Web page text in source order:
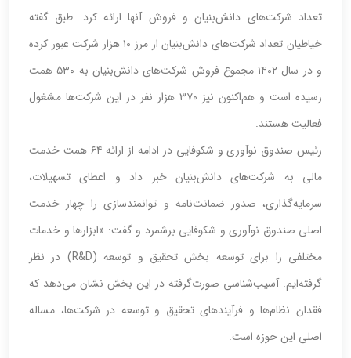
تعداد شرکت‌های دانش‌بنیان و فروش آنها ارائه کرد. طبق گفته
خیاطیان تعداد شرکت‌های دانش‌بنیان از مرز ۱۰ هزار شرکت عبور کرده
و در سال ۱۴۰۲ مجموع فروش شرکت‌های دانش‌بنیان به ۵۳۰ همت
رسیده است و هم‌اکنون نیز ۳۷۰ هزار نفر در این شرکت‌ها مشغول
فعالیت هستند.
رئیس صندوق نوآوری و شکوفایی در ادامه از ارائه ۶۴ همت خدمت
مالی به شرکت‌های دانش‌بنیان خبر داد و اعطای تسهیلات،
سرمایه‌گذاری، صدور ضمانت‌نامه و توانمندسازی را چهار خدمت
اصلی صندوق نوآوری و شکوفایی برشمرد و گفت: «ابزارها و خدمات
مختلفی را برای توسعه بخش تحقیق و توسعه (R&D) در نظر
گرفته‌ایم. آسیب‌شناسی صورت‌گرفته در این بخش نشان می‌دهد که
فقدان نظام‌ها و فرآیندهای تحقیق و توسعه در شرکت‌ها، مساله
اصلی این حوزه است.